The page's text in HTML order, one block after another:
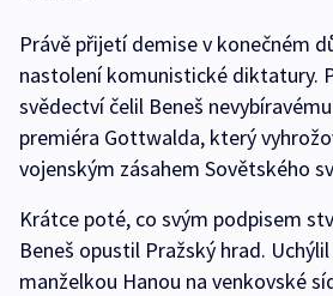
Právě přijetí demise v konečném
nastolení komunistické diktatury.
svědectví čelil Beneš
premiéra Gottwalda, který
vojenským zásahem Sovětského
Krátce poté, co svým podpisem
Beneš opustil Pražský hrad.
manželkou Hanou na venkovské